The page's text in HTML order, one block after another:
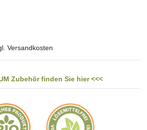
Versandkosten
Zubehör finden Sie hier <<<